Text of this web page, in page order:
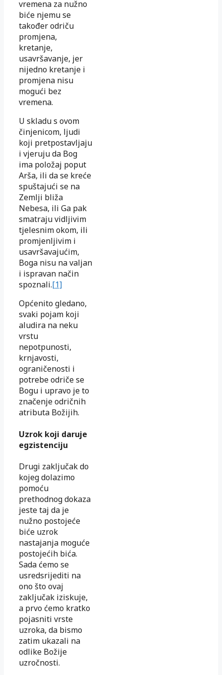
vremena za nužno
biće njemu se
također odriču
promjena,
kretanje,
usavršavanje, jer
nijedno kretanje i
promjena nisu
mogući bez
vremena.
U skladu s ovom
činjenicom, ljudi
koji pretpostavljaju
i vjeruju da Bog
ima položaj poput
Arša, ili da se kreće
spuštajući se na
Zemlji bliža
Nebesa, ili Ga pak
smatraju vidljivim
tjelesnim okom, ili
promjenljivim i
usavršavajućim,
Boga nisu na valjan
i ispravan način
spoznali.[1]
Općenito gledano,
svaki pojam koji
aludira na neku
vrstu
nepotpunosti,
krnjavosti,
ograničenosti i
potrebe odriče se
Bogu i upravo je to
značenje odričnih
atributa Božijih.
Uzrok koji daruje
egzistenciju
Drugi zaključak do
kojeg dolazimo
pomoću
prethodnog dokaza
jeste taj da je
nužno postojeće
biće uzrok
nastajanja moguće
postojećih bića.
Sada ćemo se
usredsrijediti na
ono što ovaj
zaključak iziskuje,
a prvo ćemo kratko
pojasniti vrste
uzroka, da bismo
zatim ukazali na
odlike Božije
uzročnosti.